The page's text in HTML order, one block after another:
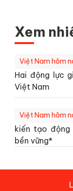
Xem
Việt Nam hôm
Hai động lực
Việt Nam
Việt Nam hôm
kiến tạo
bền vững*